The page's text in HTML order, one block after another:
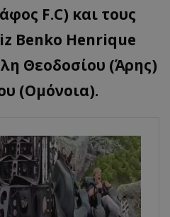
F.C) και τους
Benko Henrique
Θεοδοσίου (Άρης)
(Ομόνοια).